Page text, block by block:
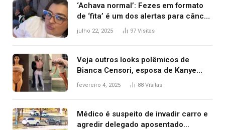
‘Achava normal’: Fezes em formato
de ‘fita’ é um dos alertas para câncer
colorretal; relembre fala de Preta Gil
julho 22, 2025 97 Visitas
Veja outros looks polêmicos de
Bianca Censori, esposa de Kanye
West que apareceu nua no Grammy
fevereiro 4, 2025 88 Visitas
Médico é suspeito de invadir carro e
agredir delegado aposentado